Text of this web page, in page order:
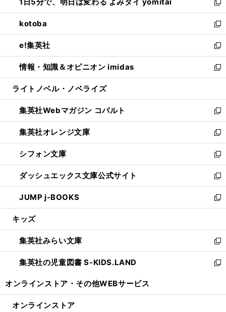
で
開
く
ド
ウ
で
開
く
ィ
ン
ド
ウ
で
開
く
い
ウ
ィ
ン
ド
ウ
で
開
1日5分で、明日は変わる よみタイ yomitai
新
し
い
ウ
ィ
ン
ド
ウ
開
く
kotoba
新
し
い
ウ
ィ
ン
ウ
で
開
く
e!集英社
新
し
い
ウ
ン
ド
ウ
で
開
く
情報・知識＆オピニオン imidas
新
し
ウ
ィ
ン
ド
ウ
で
開
く
ライトノベル・ノベライズ
集英社Webマガジン コバルト
新
し
い
ウ
ィ
ン
ド
ウ
で
開
集英社オレンジ文庫
新
し
い
ウ
ィ
ン
ド
ウ
開
く
シフォン文庫
新
し
い
ウ
ィ
ン
ウ
で
開
く
ダッシュエックス文庫公式サイト
新
し
い
ウ
ン
ド
ウ
で
JUMP j-BOOKS
新
し
ウ
ィ
ン
ド
開
キッズ
集英社みらい文庫
新
し
い
ン
集英社の児童図書 S-KIDS.LAND
新
ウ
オンラインストア・ その他WEBサービス
オンラインストア